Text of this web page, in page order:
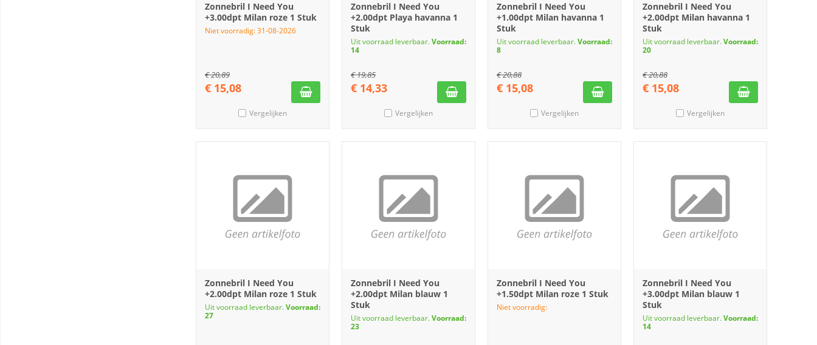
Zonnebril I Need You
+3.00dpt Milan roze 1 Stuk
Niet voorradig: 31-08-2026
€20,89
€ 15,08
Vergelijken
Zonnebril I Need You
+2.00dpt Playa havanna 1
Stuk
Uit voorraad leverbaar.Voorraad:
14
€19,85
€ 14,33
Vergelijken
Zonnebril I Need You
+1.00dpt Milan havanna 1
Stuk
Uit voorraad leverbaar.Voorraad:
8
€20,88
€ 15,08
Vergelijken
Zonnebril I Need You
+2.00dpt Milan havanna 1
Stuk
Uit voorraad leverbaar.Voorraad:
20
€20,88
€ 15,08
Vergelijken
Zonnebril I Need You
+2.00dpt Milan roze 1 Stuk
Uit voorraad leverbaar.Voorraad:
27
Zonnebril I Need You
+2.00dpt Milan blauw 1
Stuk
Uit voorraad leverbaar.Voorraad:
23
Zonnebril I Need You
+1.50dpt Milan roze 1 Stuk
Niet voorradig:
Zonnebril I Need You
+3.00dpt Milan blauw 1
Stuk
Uit voorraad leverbaar.Voorraad:
14